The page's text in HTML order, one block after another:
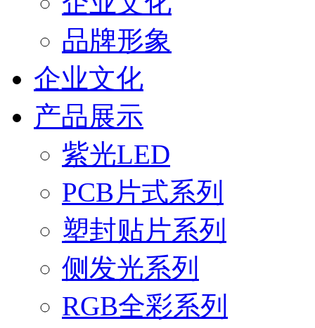
品牌形象
企业文化
产品展示
紫光LED
PCB片式系列
塑封贴片系列
侧发光系列
RGB全彩系列